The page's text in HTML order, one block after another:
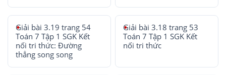
Giải bài 3.19 trang 54
Toán 7 Tập 1 SGK Kết
nối tri thức: Đường
thẳng song song
Giải bài 3.18 trang 53
Toán 7 Tập 1 SGK Kết
nối tri thức